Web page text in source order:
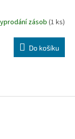
zásob (1 ks)
Do košíku